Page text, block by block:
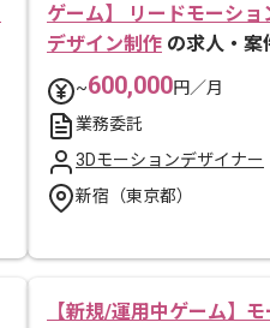
ゲーム】 リードモーショ
デザイン制作 の求人・案
~600,000円／月
業務委託
3Dモーションデザイナー
新宿（東京都）
【新規/運用中ゲーム】モ